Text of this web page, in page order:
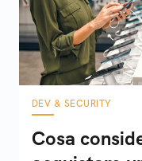
DEV & SECURITY
Cosa